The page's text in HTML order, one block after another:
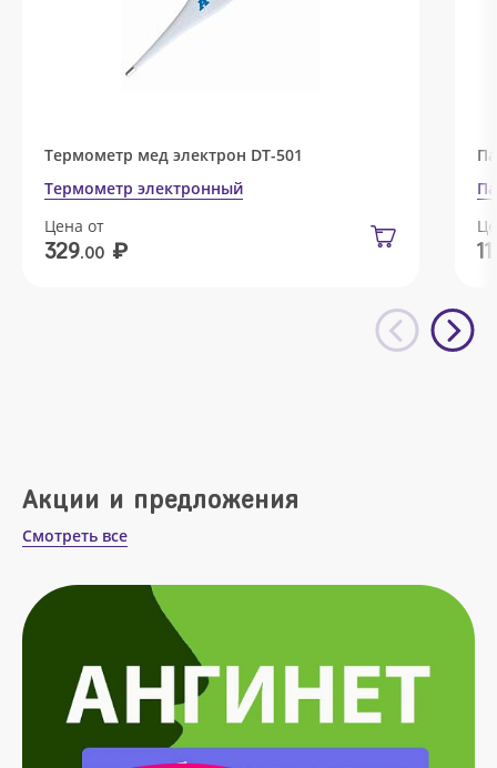
Термометр мед электрон DT-501
Термометр электронный
Цена от
329.00 ₽ 11
Акции и предложения
Смотреть все